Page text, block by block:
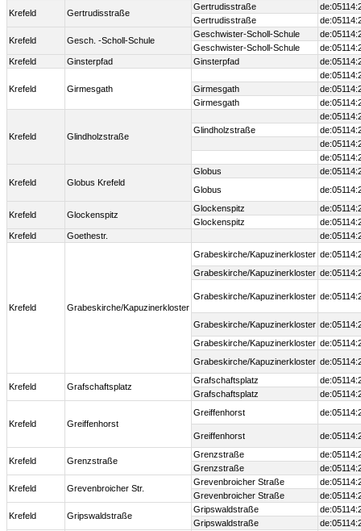
Krefeld Gertrudisstraße
Gertrudisstraße
Gertrudisstraße
Krefeld Gesch. -Scholl-Schule
Geschwister-Scholl-Schule
Geschwister-Scholl-Schule
Krefeld
Ginsterpfad Ginsterpfad
Krefeld Girmesgath
Girmesgath
Girmesgath
Krefeld Glindholzstraße
Glindholzstraße
Krefeld Globus Krefeld
Globus
Globus
Krefeld Glockenspitz
Glockenspitz
Glockenspitz
Krefeld
Goethestr.
Krefeld Grabeskirche/Kapuzinerkloster
Grabeskirche/Kapuzinerkloster
Grabeskirche/Kapuzinerkloster
Grabeskirche/Kapuzinerkloster
Grabeskirche/Kapuzinerkloster
Grabeskirche/Kapuzinerkloster
Grabeskirche/Kapuzinerkloster
Krefeld Grafschaftsplatz
Grafschaftsplatz
Grafschaftsplatz
Krefeld Greiffenhorst
Greiffenhorst
Greiffenhorst
Krefeld Grenzstraße
Grenzstraße
Grenzstraße
Krefeld Grevenbroicher Str.
Grevenbroicher Straße
Grevenbroicher Straße
Krefeld Gripswaldstraße
Gripswaldstraße
Gripswaldstraße